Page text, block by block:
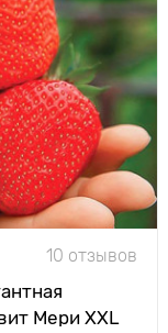
10 отзывов
Мери XXL